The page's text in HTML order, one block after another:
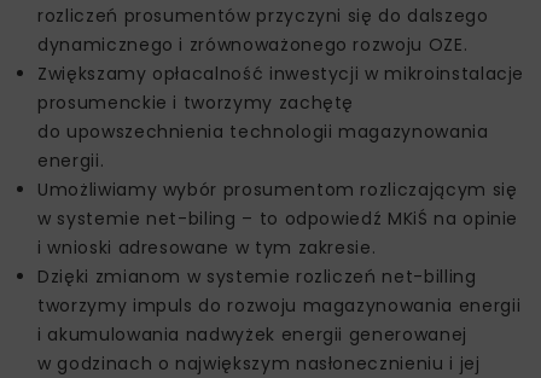
rozliczeń prosumentów przyczyni się do dalszego
dynamicznego i zrównoważonego rozwoju OZE.
Zwiększamy opłacalność inwestycji w mikroinstalacje
prosumenckie i tworzymy zachętę
do upowszechnienia technologii magazynowania
energii.
Umożliwiamy wybór prosumentom rozliczającym się
w systemie net-biling – to odpowiedź MKiŚ na opinie
i wnioski adresowane w tym zakresie.
Dzięki zmianom w systemie rozliczeń net-billing
tworzymy impuls do rozwoju magazynowania energii
i akumulowania nadwyżek energii generowanej
w godzinach o największym nasłonecznieniu i jej